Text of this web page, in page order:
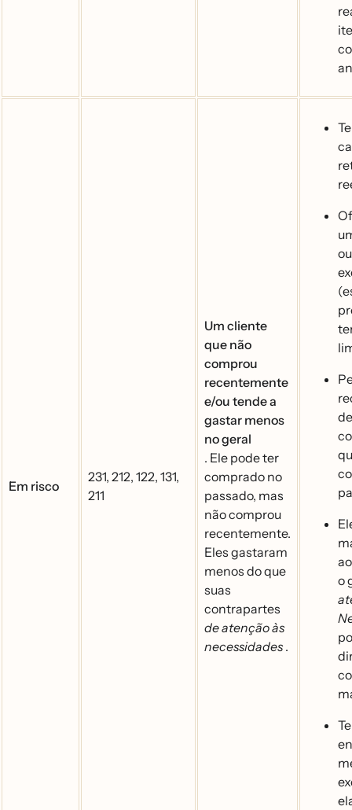
Em risco
231, 212, 122, 131,
211
Um cliente
que não
comprou
recentemente
e/ou tende a
gastar menos
no geral
. Ele pode ter
comprado no
passado, mas
não comprou
recentemente.
Eles gastaram
menos do que
suas
contrapartes
de atenção às
necessidades.
o